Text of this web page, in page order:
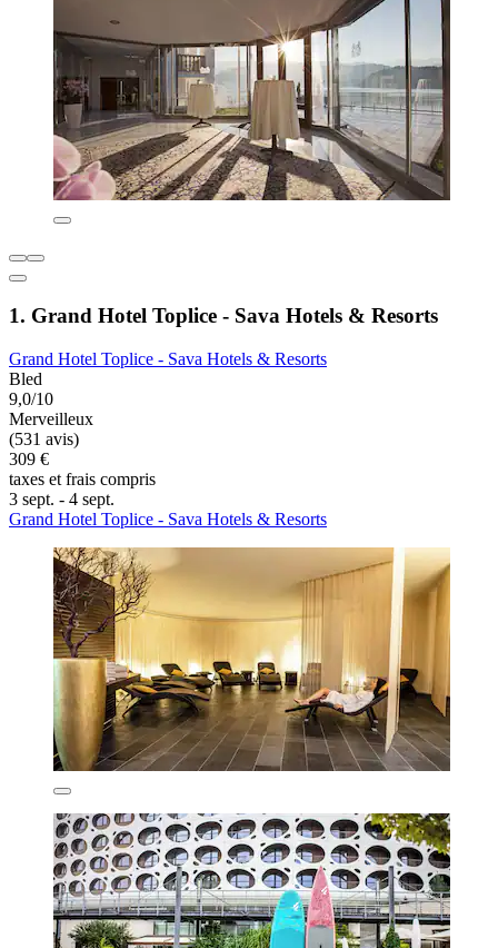
1. Grand Hotel Toplice - Sava Hotels & Resorts
Grand Hotel Toplice - Sava Hotels & Resorts
Bled
9,0/10
Merveilleux
(531 avis)
309 €
taxes et frais compris
3 sept. - 4 sept.
Grand Hotel Toplice - Sava Hotels & Resorts